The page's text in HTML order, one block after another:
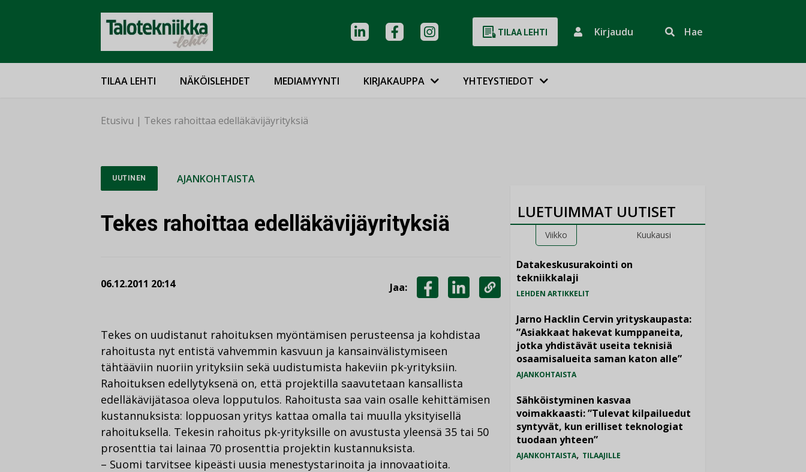
TILAA LEHTI Kirjaudu Hae
TILAA LEHTI NÄKÖISLEHDET MEDIAMYYNTI KIRJAKAUPPA YHTEYSTIEDOT
Etusivu | Tekes rahoittaa edelläkävijäyrityksiä
UUTINEN AJANKOHTAISTA
Tekes rahoittaa edelläkävijäyrityksiä
06.12.2011 20:14 Jaa:
LINKEDINISSÄ
LINKKI
Tekes on uudistanut rahoituksen myöntämisen perusteensa ja kohdistaa
rahoitusta nyt entistä vahvemmin kasvuun ja kansainvälistymiseen
tähtääviin nuoriin yrityksiin sekä uudistumista hakeviin pk-yrityksiin.
Rahoituksen edellytyksenä on, että projektilla saavutetaan kansallista
edelläkävijätasoa oleva lopputulos. Rahoitusta saa vain osalle kehittämisen
kustannuksista: loppuosan yritys kattaa omalla tai muulla yksityisellä
rahoituksella. Tekesin rahoitus pk-yrityksille on avustusta yleensä 35 tai 50
prosenttia tai lainaa 70 prosenttia projektin kustannuksista.
– Suomi tarvitsee kipeästi uusia menestystarinoita ja innovaatioita.
LUETUIMMAT UUTISET
Viikko Kuukausi
Datakeskusurakointi on
tekniikkalaji
LEHDEN ARTIKKELIT
Jarno Hacklin Cervin yrityskaupasta:
”Asiakkaat hakevat kumppaneita,
jotka yhdistävät useita teknisiä
osaamisalueita saman katon alle”
AJANKOHTAISTA
Sähköistyminen kasvaa
voimakkaasti: ”Tulevat kilpailuedut
syntyvät, kun erilliset teknologiat
tuodaan yhteen”
AJANKOHTAISTA, TILAAJILLE